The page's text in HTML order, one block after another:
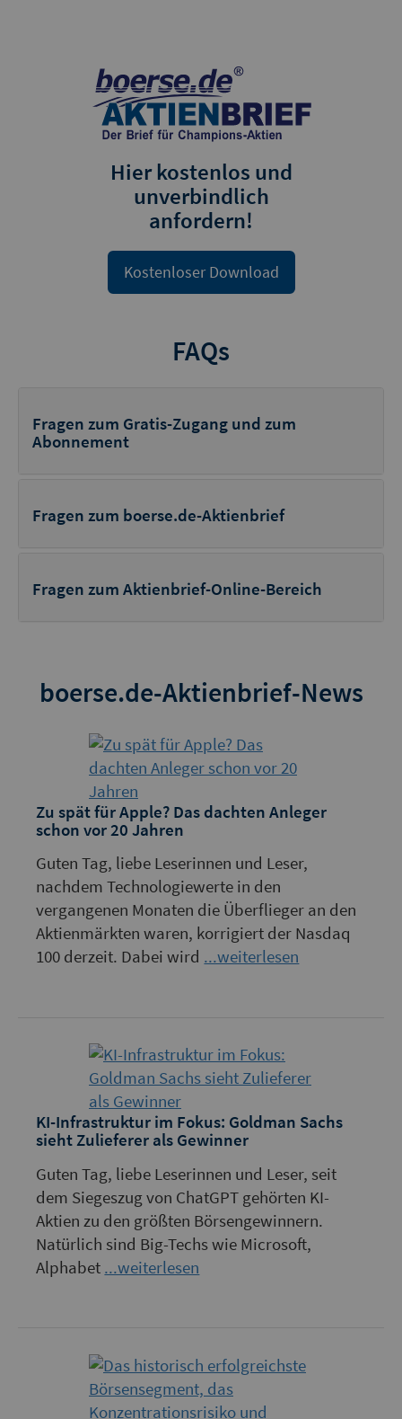
Hier kostenlos und
unverbindlich
anfordern!
Kostenloser Download
FAQs
Fragen zum Gratis-Zugang und zum
Abonnement
Fragen zum boerse.de-Aktienbrief
Fragen zum Aktienbrief-Online-Bereich
boerse.de-Aktienbrief-News
Zu spät für Apple? Das dachten Anleger
schon vor 20 Jahren
Guten Tag, liebe Leserinnen und Leser,
nachdem Technologiewerte in den
vergangenen Monaten die Überflieger an den
Aktienmärkten waren, korrigiert der Nasdaq
100 derzeit. Dabei wird ...weiterlesen
KI-Infrastruktur im Fokus: Goldman Sachs
sieht Zulieferer als Gewinner
Guten Tag, liebe Leserinnen und Leser, seit
dem Siegeszug von ChatGPT gehörten KI-
Aktien zu den größten Börsengewinnern.
Natürlich sind Big-Techs wie Microsoft,
Alphabet ...weiterlesen